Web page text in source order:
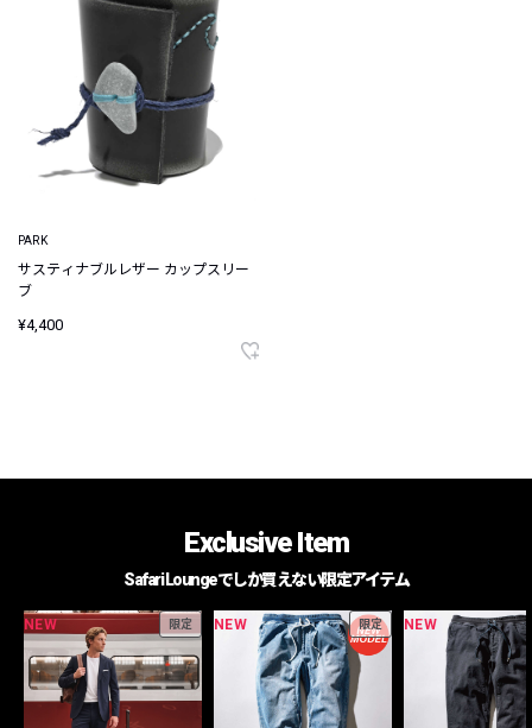
PARK
サスティナブルレザー カップスリー
ブ
¥4,400
Exclusive Item
Safari Loungeでしか買えない限定アイテム
NEW 限定 NEW 限定 NEW